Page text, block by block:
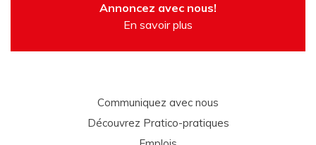
Annoncez avec nous!
En savoir plus
Communiquez avec nous
Découvrez Pratico-pratiques